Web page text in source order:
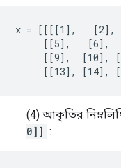
x = [[[[1],   [2],
[[5],   [6],
[[9],  [10],
[[13], [14],
(4) আকৃতির
0]] :